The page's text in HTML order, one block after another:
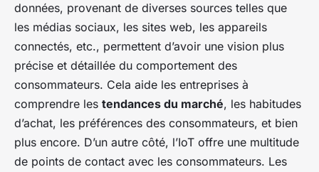
données, provenant de diverses sources telles que
les médias sociaux, les sites web, les appareils
connectés, etc., permettent d’avoir une vision plus
précise et détaillée du comportement des
consommateurs. Cela aide les entreprises à
comprendre les tendances du marché, les habitudes
d’achat, les préférences des consommateurs, et bien
plus encore. D’un autre côté, l’IoT offre une multitude
de points de contact avec les consommateurs. Les